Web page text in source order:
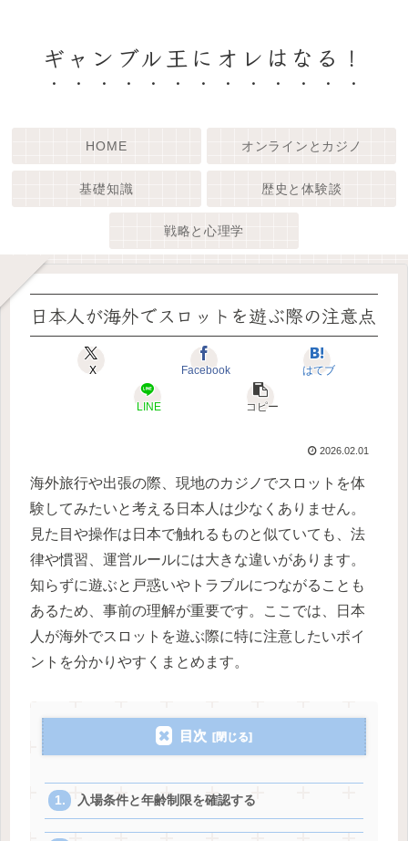
ギャンブル王にオレはなる！
HOME オンラインとカジノ
基礎知識 歴史と体験談
戦略と心理学
日本人が海外でスロットを遊ぶ際の注意点
X Facebook はてブ
LINE コピー
2026.02.01
海外旅行や出張の際、現地のカジノでスロットを体
験してみたいと考える日本人は少なくありません。
見た目や操作は日本で触れるものと似ていても、法
律や慣習、運営ルールには大きな違いがあります。
知らずに遊ぶと戸惑いやトラブルにつながることも
あるため、事前の理解が重要です。ここでは、日本
人が海外でスロットを遊ぶ際に特に注意したいポイ
ントを分かりやすくまとめます。
目次
入場条件と年齢制限を確認する